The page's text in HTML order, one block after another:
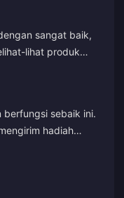
sangat baik,
lihat produk
dari yang lain
berfungsi sebaik ini.
hadiah
cepat. Jika Anda
pun, ini adalah